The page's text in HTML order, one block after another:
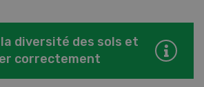
diversité des sols et
correctement